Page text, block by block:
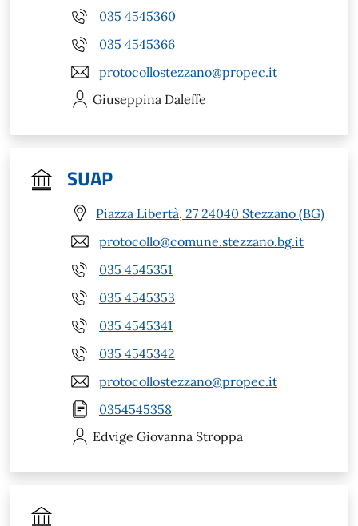
035 4545360
035 4545366
protocollostezzano@propec.it
Giuseppina Daleffe
SUAP
Piazza Libertà, 27 24040 Stezzano (BG)
protocollo@comune.stezzano.bg.it
035 4545351
035 4545353
035 4545341
035 4545342
protocollostezzano@propec.it
0354545358
Edvige Giovanna Stroppa